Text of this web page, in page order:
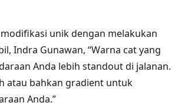
unik dengan melakukan
Indra Gunawan, “Warna cat yang
Anda lebih standout di jalanan.
atau bahkan gradient untuk
Anda.”